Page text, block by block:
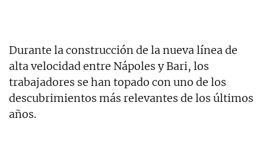
Durante la construcción de la nueva línea de
alta velocidad entre Nápoles y Bari, los
trabajadores se han topado con uno de los
descubrimientos más relevantes de los últimos
años.